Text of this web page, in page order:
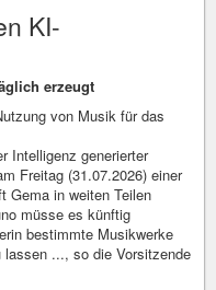
KI-
erzeugt
von Musik für das
Intelligenz generierter
Freitag (31.07.2026) einer
Gema in weiten Teilen
müsse es künftig
bestimmte Musikwerke
..., so die Vorsitzende